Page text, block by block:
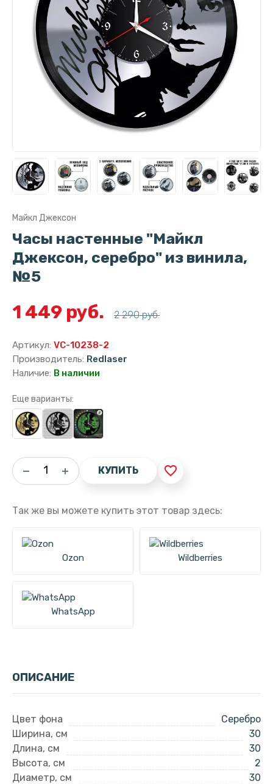
Майкл Джексон
Часы настенные "Майкл
Джексон, серебро" из винила,
№5
1 449 руб. 2 290 руб.
Артикул: VC-10238-2
Производитель: Redlaser
Наличие: В наличии
Еще варианты:
КУПИТЬ favorite_border
Так же вы можете купить этот товар здесь:
Ozon Wildberries
WhatsApp
ОПИСАНИЕ
Цвет фона
Серебро
Ширина, см
30
Длина, см
30
Высота, см
2
Диаметр, см
30